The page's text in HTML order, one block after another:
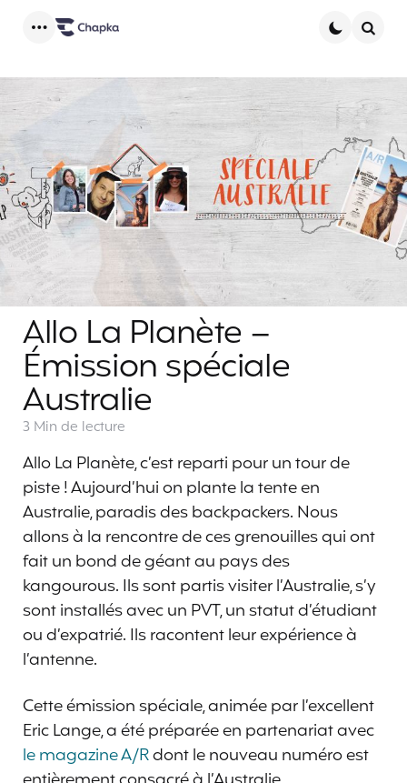
Allo La Planète –
Émission spéciale
Australie
3 Min de lecture
Allo La Planète, c’est reparti pour un tour de
piste ! Aujourd’hui on plante la tente en
Australie, paradis des backpackers. Nous
allons à la rencontre de ces grenouilles qui ont
fait un bond de géant au pays des
kangourous. Ils sont partis visiter l’Australie, s’y
sont installés avec un PVT, un statut d’étudiant
ou d’expatrié. Ils racontent leur expérience à
l’antenne.
Cette émission spéciale, animée par l’excellent
Eric Lange, a été préparée en partenariat avec
le magazine A/Rdont le nouveau numéro est